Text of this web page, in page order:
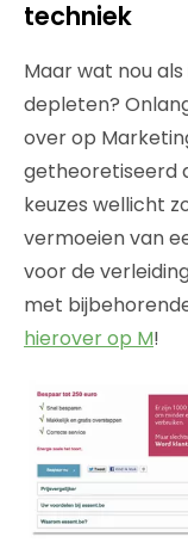
techniek
Maar wat nou
depleten?
over op
getheoretiseerd
keuzes wellicht
vermoeien van
voor de
met
hierover op M!